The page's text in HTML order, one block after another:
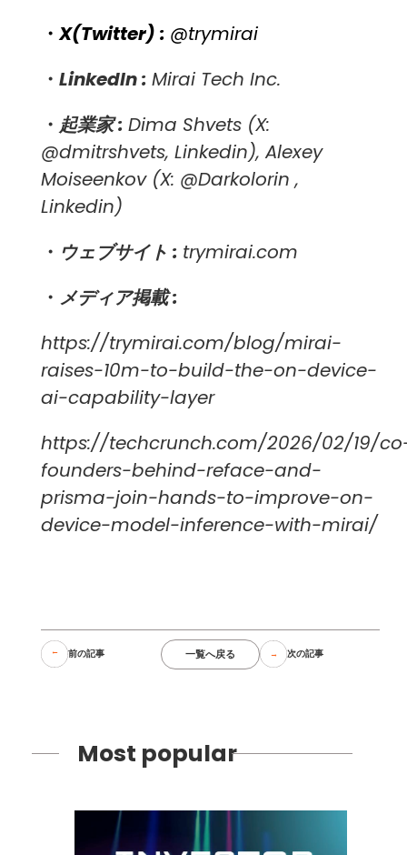
・X(Twitter) : @trymirai
・ LinkedIn : Mirai Tech Inc.
・ 起業家 : Dima Shvets (X:
@dmitrshvets, Linkedin), Alexey
Moiseenkov (X: @Darkolorin ,
Linkedin)
・ ウェブサイト : trymirai.com
・ メディア掲載 :
https://trymirai.com/blog/mirai-
raises-10m-to-build-the-on-device-
ai-capability-layer
https://techcrunch.com/2026/02/19/
founders-behind-reface-and-
prisma-join-hands-to-improve-on-
device-model-inference-with-mirai/
前の記事 一覧へ戻る 次の記事
Most popular